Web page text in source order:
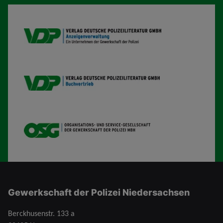
VDP AV
VDP B
OSG
Gewerkschaft der Polizei Niedersachsen
Berckhusenstr. 133 a